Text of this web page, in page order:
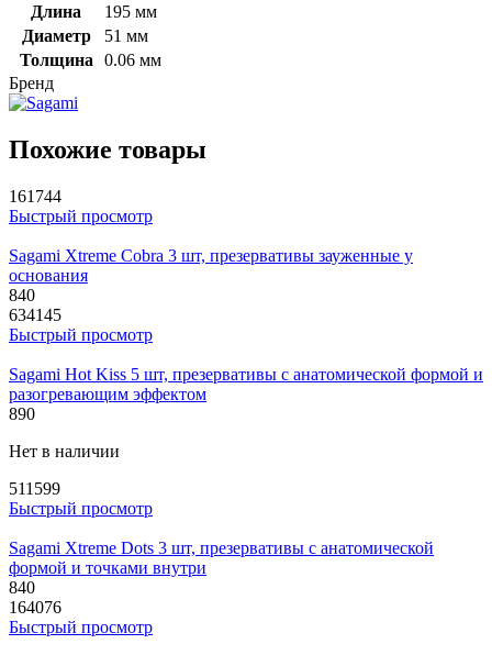
Длина
195 мм
Диаметр
51 мм
Толщина
0.06 мм
Бренд
Похожие товары
161744
Быстрый просмотр
Sagami Xtreme Cobra 3 шт, презервативы зауженные у
основания
840
634145
Быстрый просмотр
Sagami Hot Kiss 5 шт, презервативы с анатомической формой и
разогревающим эффектом
890
Нет в наличии
511599
Быстрый просмотр
Sagami Xtreme Dots 3 шт, презервативы с анатомической
формой и точками внутри
840
164076
Быстрый просмотр